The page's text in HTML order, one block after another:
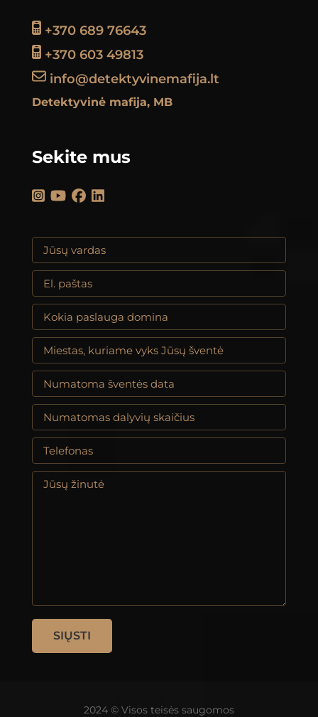
+370 689 76643
+370 603 49813
info@detektyvinemafija.lt
Detektyvinė mafija, MB
Sekite mus
2024 © Visos teisės saugomos